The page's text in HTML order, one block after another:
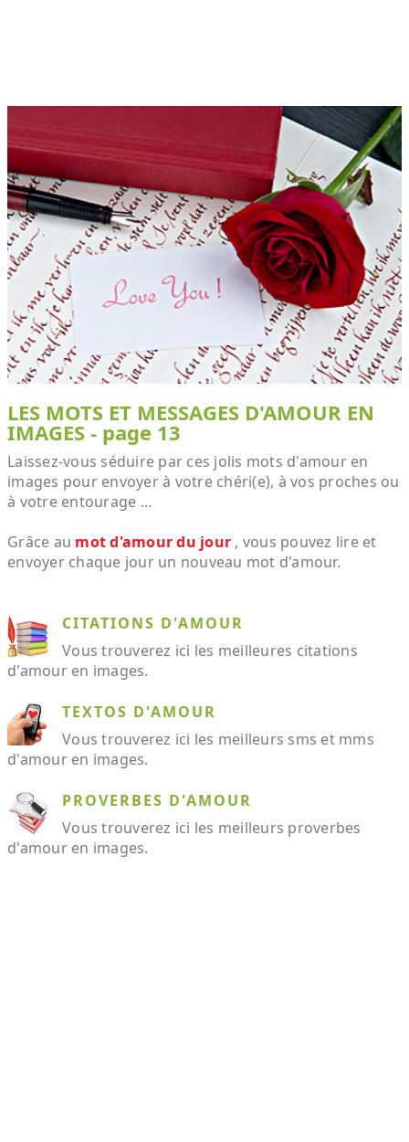
LES MOTS ET MESSAGES D'AMOUR EN
IMAGES - page 13
Laissez-vous séduire par ces jolis mots d'amour en
images pour envoyer à votre chéri(e), à vos proches ou
à votre entourage ...
Grâce au mot d'amour du jour , vous pouvez lire et
envoyer chaque jour un nouveau mot d'amour.
CITATIONS D'AMOUR
Vous trouverez ici les meilleures citations
d'amour en images.
TEXTOS D'AMOUR
Vous trouverez ici les meilleurs sms et mms
d'amour en images.
PROVERBES D'AMOUR
Vous trouverez ici les meilleurs proverbes
d'amour en images.